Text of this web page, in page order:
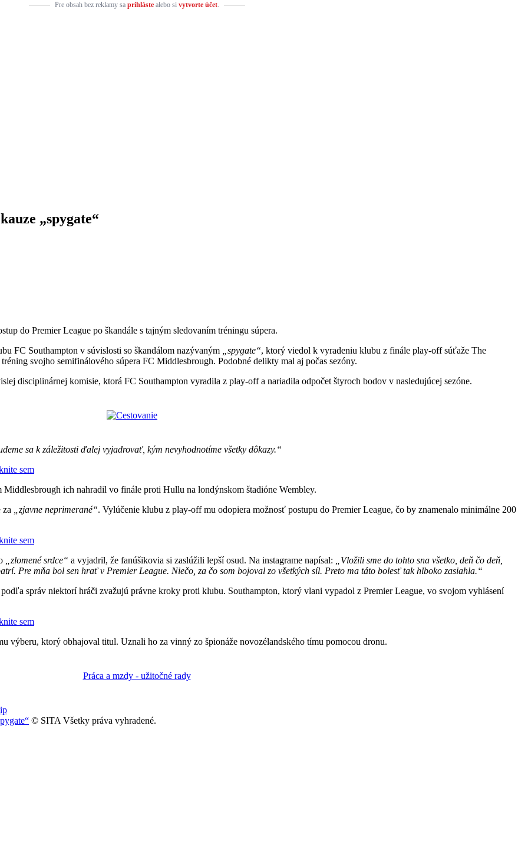
Pre obsah bez reklamy sa prihlástealebo si vytvorte účet.
„spygate“
do Premier League po škandále s tajným sledovaním tréningu súpera.
FC Southampton v súvislosti so škandálom nazývaným
„spygate“, ktorý viedol k vyradeniu klubu z finále play-off súťaže The
svojho semifinálového súpera FC Middlesbrough. Podobné delikty mal aj počas sezóny.
disciplinárnej komisie, ktorá FC Southampton vyradila z play-off a nariadila odpočet štyroch bodov v nasledujúcej sezóne.
sa k záležitosti ďalej vyjadrovať, kým nevyhodnotíme všetky dôkazy.“
sem
ich nahradil vo finále proti Hullu na londýnskom štadióne Wembley.
za
„zjavne neprimerané“. Vylúčenie klubu z play-off mu odopiera možnosť postupu do Premier League, čo by znamenalo minimálne 200
sem
„zlomené srdce“ a vyjadril, že fanúšikovia si zaslúžili lepší osud. Na instagrame napísal:
„Vložili sme do tohto sna všetko, deň čo deň,
Pre mňa bol sen hrať v Premier League. Niečo, za čo som bojoval zo všetkých síl. Preto ma táto bolesť tak hlboko zasiahla.“
správ niektorí hráči zvažujú právne kroky proti klubu. Southampton, ktorý vlani vypadol z Premier League, vo svojom vyhlásení
sem
výberu, ktorý obhajoval titul. Uznali ho za vinný zo špionáže novozélandského tímu pomocou dronu.
© SITA Všetky práva vyhradené.